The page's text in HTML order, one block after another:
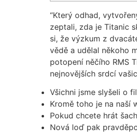
“Který odhad,
zeptali, zda je Titanic
si, že výzkum z
vědě a udělal někoho
potopení něčího RMS
nejnovějších srdcí
Všichni jsme slyšeli o
Kromě toho je na naší
Pokud chcete hrát
Nová loď pak